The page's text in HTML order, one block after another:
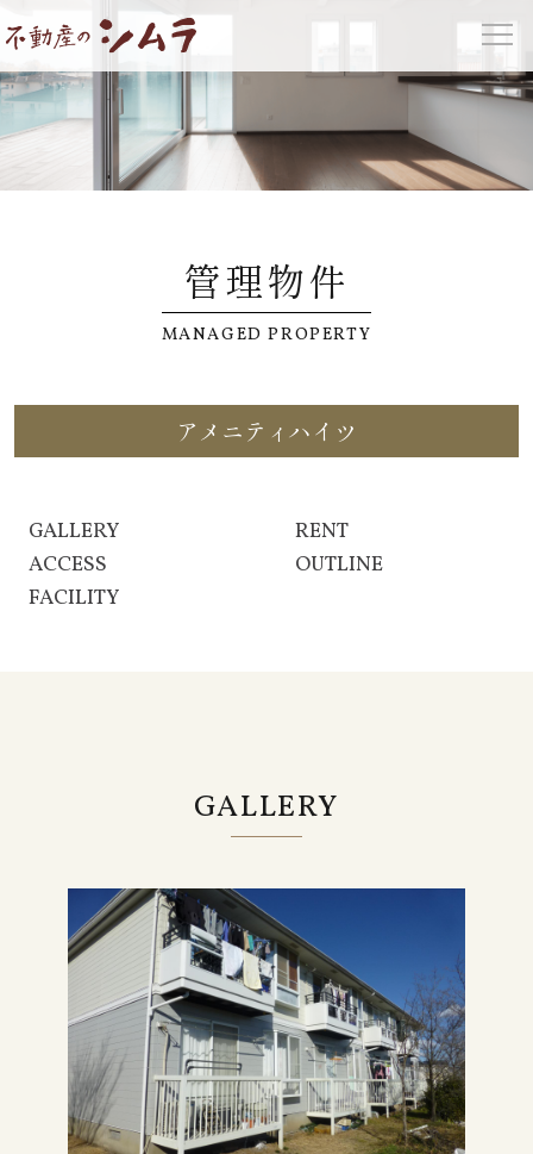
管理物件
MANAGED PROPERTY
アメニティハイツ
GALLERY
RENT
ACCESS
OUTLINE
FACILITY
GALLERY